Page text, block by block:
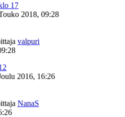
17
2018, 09:28
valpuri
2016, 16:26
NanaS